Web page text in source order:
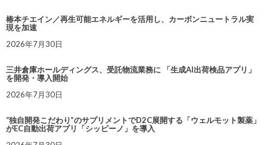
椿本チエイン／再生可能エネルギーを活用し、カーボンニュートラル実
現を加速
2026年7月30日
三井倉庫ホールディングス、受託物流業務に 「生成AI出荷検品アプリ」
を開発・導入開始
2026年7月30日
“独自開発こだわり”のサプリメントでD2C展開する「ウェルモット製薬」
がEC自動出荷アプリ「シッピーノ」を導入